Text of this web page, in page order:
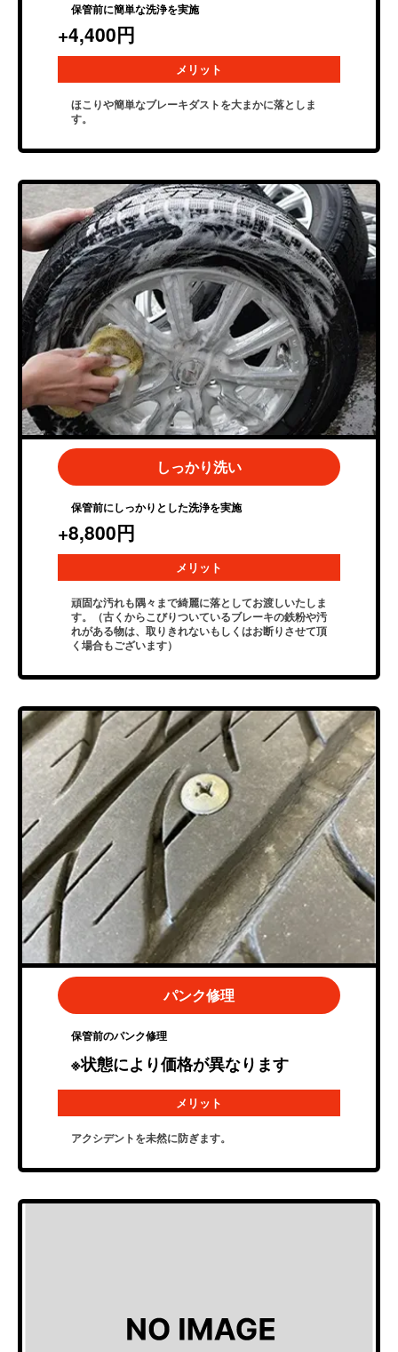
保管前に簡単な洗浄を実施
+4,400円
メリット
ほこりや簡単なブレーキダストを⼤まかに落としま
す。
しっかり洗い
保管前にしっかりとした洗浄を実施
+8,800円
メリット
頑固な汚れも隅々まで綺麗に落としてお渡しいたしま
す。（古くからこびりついているブレーキの鉄粉や汚
れがある物は、取りきれないもしくはお断りさせて頂
く場合もございます）
パンク修理
保管前のパンク修理
※状態により価格が異なります
メリット
アクシデントを未然に防ぎます。